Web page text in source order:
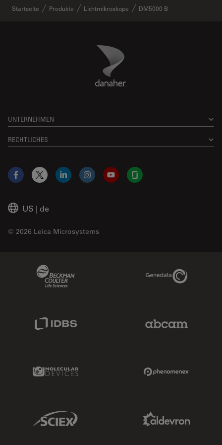
Startseite Produkte Lichtmikroskope DM5000 B
Danaher Logo
UNTERNEHMEN
RECHTLICHES
US | de
© 2026 Leica Microsystems
Facebook
X LinkedInInstagramYouTubeGlassdoor
Genedata Link
Molecular Devices Link
Sciex Link